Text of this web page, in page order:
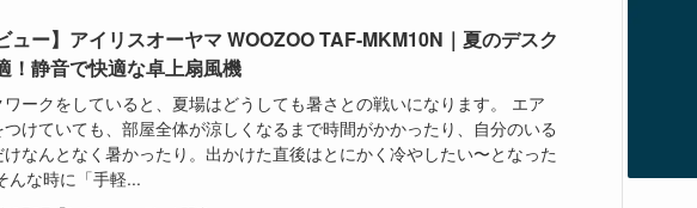
ュー】アイリスオーヤマ WOOZOO TAF-MKM10N｜夏のデスク
！静音で快適な卓上扇風機
ークをしていると、夏場はどうしても暑さとの戦いになります。 エア
けていても、部屋全体が涼しくなるまで時間がかかったり、自分のいる
なんとなく暑かったり。出かけた直後はとにかく冷やしたい〜となった
んな時に「手軽...